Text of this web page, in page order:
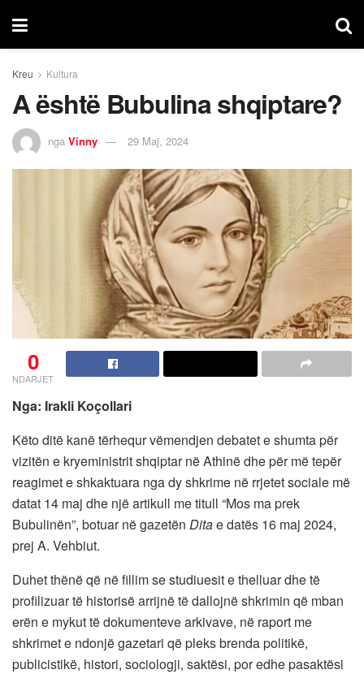
Kreu Kultura
A është Bubulina shqiptare?
nga Vinny 29 Maj, 2024
0
NDARJET
Nga: Irakli Koçollari
Këto ditë kanë tërhequr vëmendjen debatet e shumta për
vizitën e kryeministrit shqiptar në Athinë dhe për më tepër
reagimet e shkaktuara nga dy shkrime në rrjetet sociale më
datat 14 maj dhe një artikull me titull “Mos ma prek
Bubulinën”, botuar në gazetën Ditae datës 16 maj 2024,
prej A. Vehbiut.
Duhet thënë që në fillim se studiuesit e thelluar dhe të
profilizuar të historisë arrijnë të dallojnë shkrimin që mban
erën e mykut të dokumenteve arkivave, në raport me
shkrimet e ndonjë gazetari që pleks brenda politikë,
publicistikë, histori, sociologji, saktësi, por edhe pasaktësi